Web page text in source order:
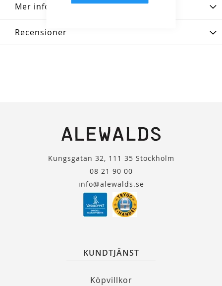
Mer information
Recensioner
Kungsgatan 32, 111 35 Stockholm
08 21 90 00
info@alewalds.se
KUNDTJÄNST
Köpvillkor